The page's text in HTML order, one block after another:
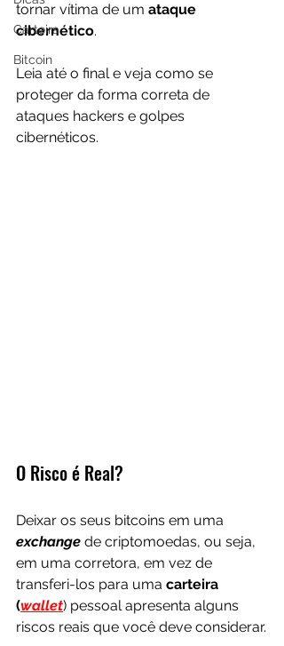
Carteira
Bitcoin
tornar vítima de um ataque
cibernético.
Leia até o final e veja como se
proteger da forma correta de
ataques hackers e golpes
cibernéticos.
O Risco é Real?
Deixar os seus bitcoins em uma
exchange de criptomoedas, ou seja,
em uma corretora, em vez de
transferi-los para uma carteira
(wallet) pessoal apresenta alguns
riscos reais que você deve considerar.